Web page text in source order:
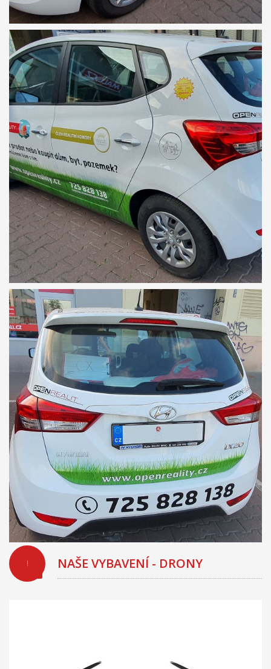
! NAŠE VYBAVENÍ - DRONY